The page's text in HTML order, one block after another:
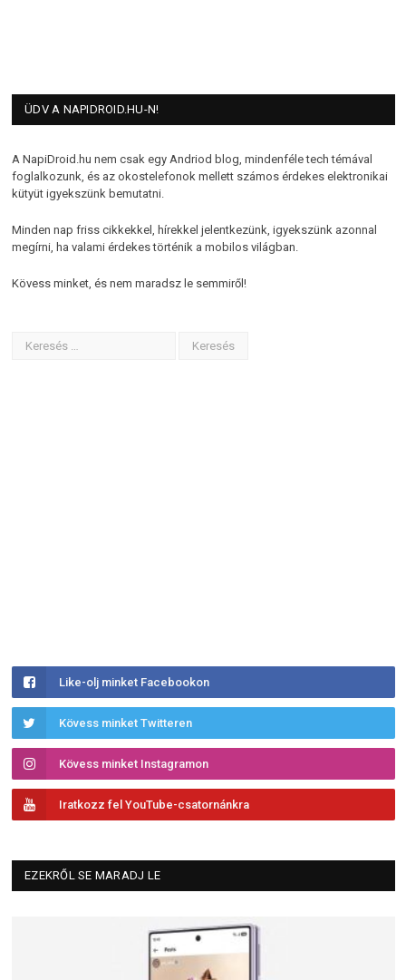
ÜDV A NAPIDROID.HU-N!
A NapiDroid.hu nem csak egy Andriod blog, mindenféle tech témával
foglalkozunk, és az okostelefonok mellett számos érdekes elektronikai
kütyüt igyekszünk bemutatni.
Minden nap friss cikkekkel, hírekkel jelentkezünk, igyekszünk azonnal
megírni, ha valami érdekes történik a mobilos világban.
Kövess minket, és nem maradsz le semmiről!
Like-olj minket Facebookon
Kövess minket Twitteren
Kövess minket Instagramon
Iratkozz fel YouTube-csatornánkra
EZEKRŐL SE MARADJ LE